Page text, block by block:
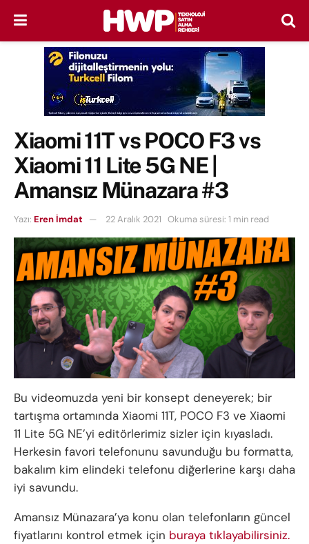
Xiaomi 11T vs POCO F3 vs
Xiaomi 11 Lite 5G NE |
Amansız Münazara #3
Yazı: Eren İmdat 22 Aralık 2021 Okuma süresi: 1 min read
Bu videomuzda yeni bir konsept deneyerek; bir
tartışma ortamında Xiaomi 11T, POCO F3 ve Xiaomi
11 Lite 5G NE’yi editörlerimiz sizler için kıyasladı.
Herkesin favori telefonunu savunduğu bu formatta,
bakalım kim elindeki telefonu diğerlerine karşı daha
iyi savundu.
Amansız Münazara’ya konu olan telefonların güncel
fiyatlarını kontrol etmek için buraya tıklayabilirsiniz.